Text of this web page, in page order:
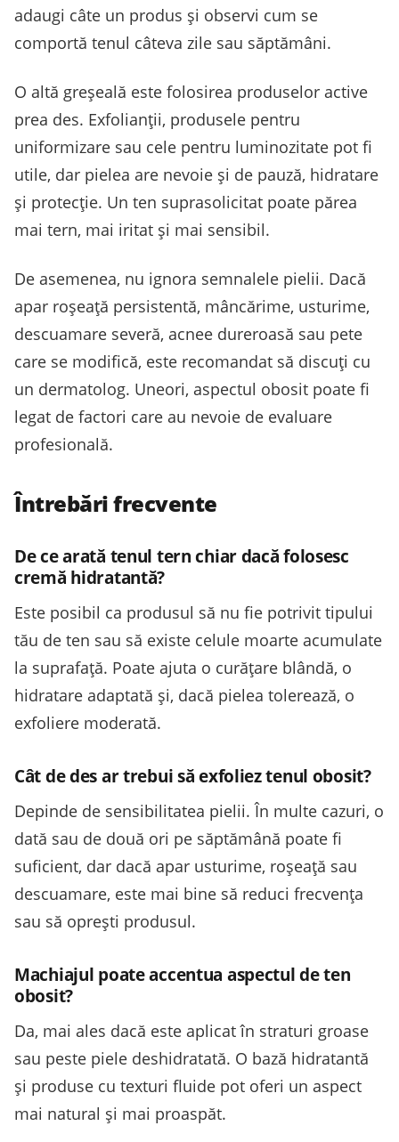
adaugi câte un produs și observi cum se
comportă tenul câteva zile sau săptămâni.
O altă greșeală este folosirea produselor active
prea des. Exfolianții, produsele pentru
uniformizare sau cele pentru luminozitate pot fi
utile, dar pielea are nevoie și de pauză, hidratare
și protecție. Un ten suprasolicitat poate părea
mai tern, mai iritat și mai sensibil.
De asemenea, nu ignora semnalele pielii. Dacă
apar roșeață persistentă, mâncărime, usturime,
descuamare severă, acnee dureroasă sau pete
care se modifică, este recomandat să discuți cu
un dermatolog. Uneori, aspectul obosit poate fi
legat de factori care au nevoie de evaluare
profesională.
Întrebări frecvente
De ce arată tenul tern chiar dacă folosesc
cremă hidratantă?
Este posibil ca produsul să nu fie potrivit tipului
tău de ten sau să existe celule moarte acumulate
la suprafață. Poate ajuta o curățare blândă, o
hidratare adaptată și, dacă pielea tolerează, o
exfoliere moderată.
Cât de des ar trebui să exfoliez tenul obosit?
Depinde de sensibilitatea pielii. În multe cazuri, o
dată sau de două ori pe săptămână poate fi
suficient, dar dacă apar usturime, roșeață sau
descuamare, este mai bine să reduci frecvența
sau să oprești produsul.
Machiajul poate accentua aspectul de ten
obosit?
Da, mai ales dacă este aplicat în straturi groase
sau peste piele deshidratată. O bază hidratantă
și produse cu texturi fluide pot oferi un aspect
mai natural și mai proaspăt.